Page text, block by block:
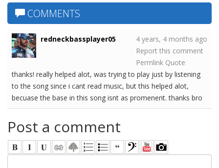
COMMENTS
redneckbassplayer05
4 years, 4 months ago
Report this comment
Permlink Quote
thanks! really helped alot, was trying to play just by listening
to the song since i cant read music, but this helped alot,
becuase the base in this song isnt as promenent. thanks bro
Post a comment